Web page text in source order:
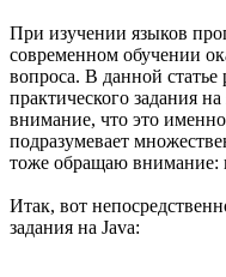
При изучении языков
современном обучении
вопроса. В данной
практического задания
внимание, что это
подразумевает
тоже обращаю внимание:
Итак, вот
задания на Java: